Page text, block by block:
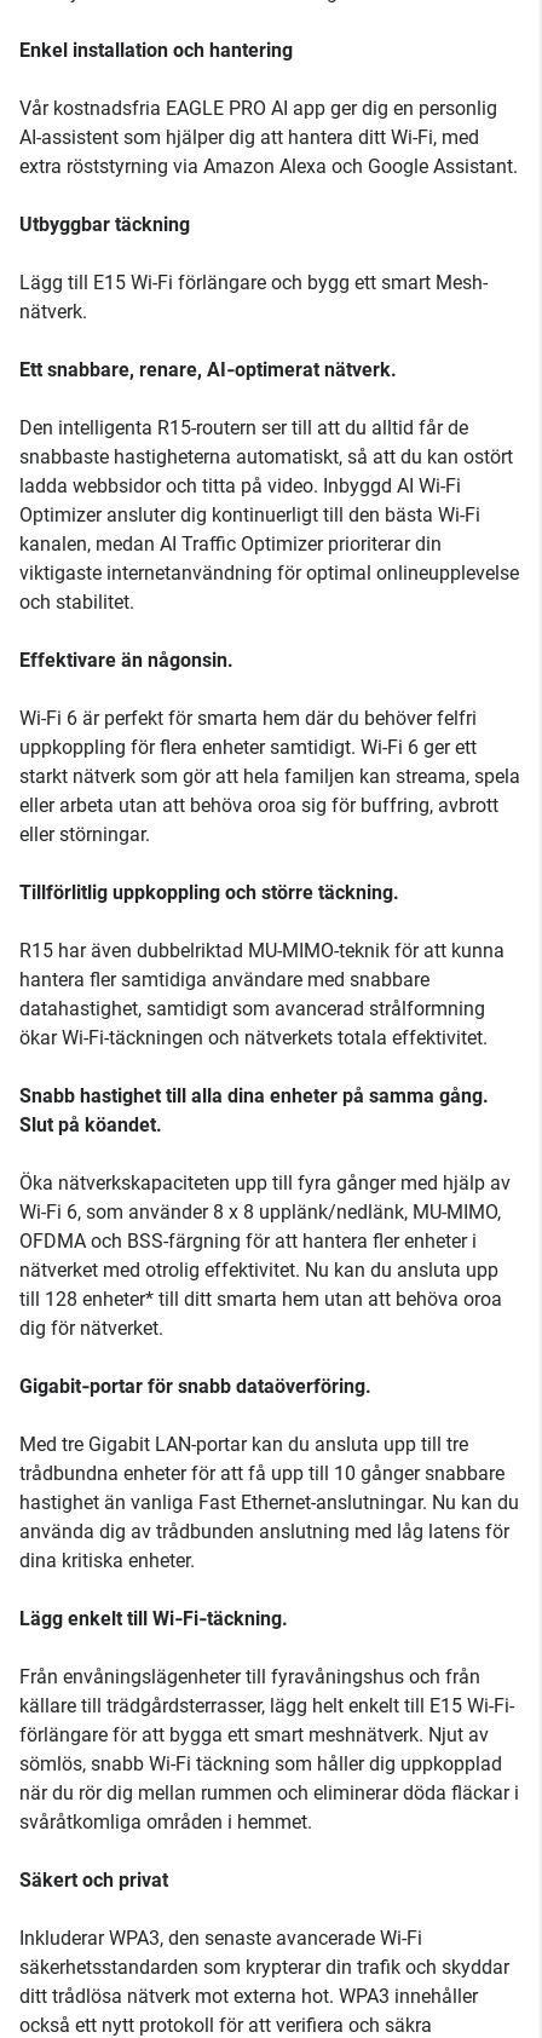
Enkel installation och hantering
Vår kostnadsfria EAGLE PRO AI app ger dig en personlig
AI-assistent som hjälper dig att hantera ditt Wi-Fi, med
extra röststyrning via Amazon Alexa och Google Assistant.
Utbyggbar täckning
Lägg till E15 Wi-Fi förlängare och bygg ett smart Mesh-
nätverk.
Ett snabbare, renare, AI‑optimerat nätverk.
Den intelligenta R15-routern ser till att du alltid får de
snabbaste hastigheterna automatiskt, så att du kan ostört
ladda webbsidor och titta på video. Inbyggd AI Wi-Fi
Optimizer ansluter dig kontinuerligt till den bästa Wi-Fi
kanalen, medan AI Traffic Optimizer prioriterar din
viktigaste internetanvändning för optimal onlineupplevelse
och stabilitet.
Effektivare än någonsin.
Wi-Fi 6 är perfekt för smarta hem där du behöver felfri
uppkoppling för flera enheter samtidigt. Wi-Fi 6 ger ett
starkt nätverk som gör att hela familjen kan streama, spela
eller arbeta utan att behöva oroa sig för buffring, avbrott
eller störningar.
Tillförlitlig uppkoppling och större täckning.
R15 har även dubbelriktad MU-MIMO-teknik för att kunna
hantera fler samtidiga användare med snabbare
datahastighet, samtidigt som avancerad strålformning
ökar Wi-Fi-täckningen och nätverkets totala effektivitet.
Snabb hastighet till alla dina enheter på samma gång.
Slut på köandet.
Öka nätverkskapaciteten upp till fyra gånger med hjälp av
Wi-Fi 6, som använder 8 x 8 upplänk/nedlänk, MU-MIMO,
OFDMA och BSS-färgning för att hantera fler enheter i
nätverket med otrolig effektivitet. Nu kan du ansluta upp
till 128 enheter* till ditt smarta hem utan att behöva oroa
dig för nätverket.
Gigabit‑portar för snabb dataöverföring.
Med tre Gigabit LAN-portar kan du ansluta upp till tre
trådbundna enheter för att få upp till 10 gånger snabbare
hastighet än vanliga Fast Ethernet-anslutningar. Nu kan du
använda dig av trådbunden anslutning med låg latens för
dina kritiska enheter.
Lägg enkelt till Wi‑Fi‑täckning.
Från envåningslägenheter till fyravåningshus och från
källare till trädgårdsterrasser, lägg helt enkelt till E15 Wi-Fi-
förlängare för att bygga ett smart meshnätverk. Njut av
sömlös, snabb Wi-Fi täckning som håller dig uppkopplad
när du rör dig mellan rummen och eliminerar döda fläckar i
svåråtkomliga områden i hemmet.
Säkert och privat
Inkluderar WPA3, den senaste avancerade Wi-Fi
säkerhetsstandarden som krypterar din trafik och skyddar
ditt trådlösa nätverk mot externa hot. WPA3 innehåller
också ett nytt protokoll för att verifiera och säkra